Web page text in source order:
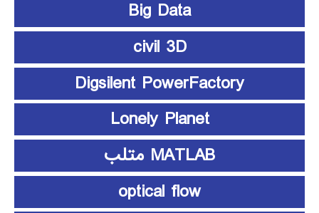
Big Data
civil 3D
Digsilent PowerFactory
Lonely Planet
MATLAB متلب
optical flow